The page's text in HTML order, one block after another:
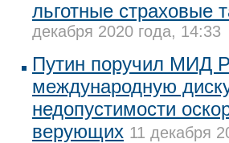
льготные страховые
декабря 2020 года, 14:33
Путин поручил МИД
международную
недопустимости
верующих 11 декабря